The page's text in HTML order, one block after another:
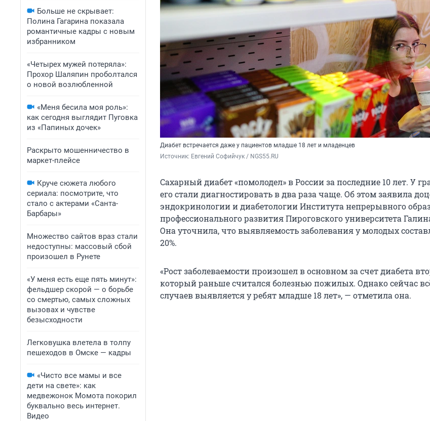
Больше не скрывает:
Полина Гагарина показала
романтичные кадры с новым
избранником
«Четырех мужей потеряла»:
Прохор Шаляпин проболтался
о новой возлюбленной
«Меня бесила моя роль»:
как сегодня выглядит Пуговка
из «Папиных дочек»
Раскрыто мошенничество в
маркет-плейсе
Круче сюжета любого
сериала: посмотрите, что
стало с актерами «Санта-
Барбары»
Множество сайтов враз стали
недоступны: массовый сбой
произошел в Рунете
«У меня есть еще пять минут»:
фельдшер скорой — о борьбе
со смертью, самых сложных
вызовах и чувстве
безысходности
Легковушка влетела в толпу
пешеходов в Омске — кадры
«Чисто все мамы и все
дети на свете»: как
медвежонок Момота покорил
буквально весь интернет.
Видео
Диабет встречается даже у пациентов младше 18 лет и младенцев
Источник: Евгений Софийчук / NGS55.RU
Сахарный диабет «помолодел» в России за последние 10 лет. У
его стали диагностировать в два раза чаще. Об этом заявила
эндокринологии и диабетологии Института непрерывного
профессионального развития Пироговского университета
Она уточнила, что выявляемость заболевания у молодых
20%.
«Рост заболеваемости произошел в основном за счет диабета
который раньше считался болезнью пожилых. Однако сейчас
случаев выявляется у ребят младше 18 лет», — отметила она.